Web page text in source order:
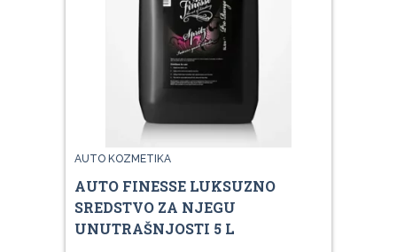
AUTO KOZMETIKA
AUTO FINESSE LUKSUZNO
SREDSTVO ZA NJEGU
UNUTRAŠNJOSTI 5 L